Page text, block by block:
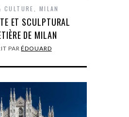
CULTURE MILAN
ET SCULPTURAL
DE MILAN
PARÉDOUARD